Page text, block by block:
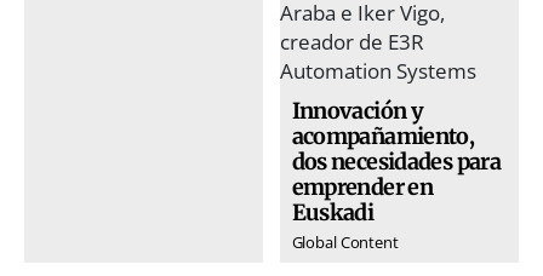
Innovación y
acompañamiento,
dos necesidades para
emprender en
Euskadi
Global Content